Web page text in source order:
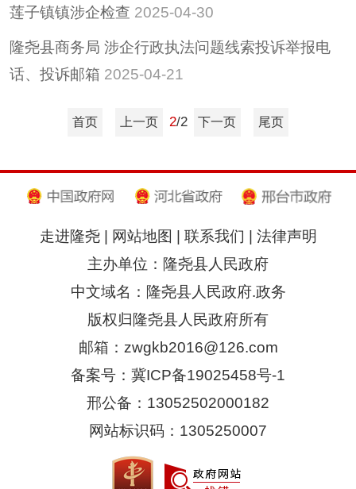
莲子镇镇涉企检查 2025-04-30
隆尧县商务局 涉企行政执法问题线索投诉举报电
话、投诉邮箱 2025-04-21
首页 上一页 2/2 下一页 尾页
走进隆尧| 网站地图 联系我们
法律声明
主办单位：隆尧县人民政府
中文域名：隆尧县人民政府.政务
版权归隆尧县人民政府所有
邮箱：zwgkb2016@126.com
备案号：冀ICP备19025458号-1
邢公备：13052502000182
网站标识码：1305250007